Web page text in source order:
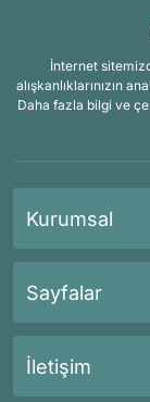
İnternet
alışkanlıklarınızın
Daha fazla bilgi ve
Kurumsal
Sayfalar
İletişim